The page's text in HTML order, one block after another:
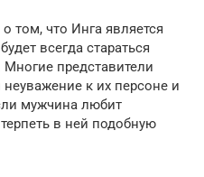
том, что Инга является
всегда стараться
представители
к их персоне и
мужчина любит
в ней подобную